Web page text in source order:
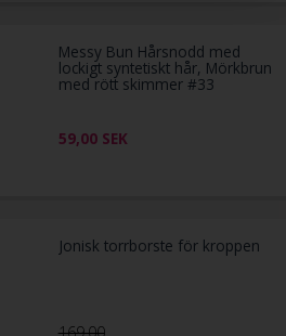
Messy Bun Hårsnodd med
lockigt syntetiskt hår, Mörkbrun
med rött skimmer #33
59,00 SEK
Jonisk torrborste för kroppen